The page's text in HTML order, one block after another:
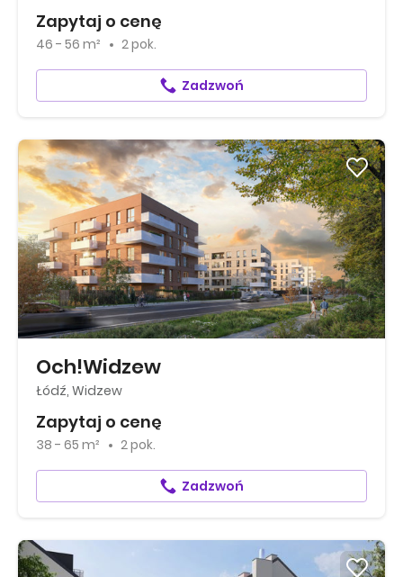
Zapytaj o cenę
46 - 56 m² 2 pok.
Zadzwoń
Och!Widzew
Łódź, Widzew
Zapytaj o cenę
38 - 65 m² 2 pok.
Zadzwoń